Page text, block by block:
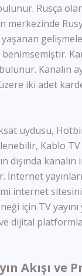
Rusça
merkezinde
Kanalın
iki adet
uydusu,
Kablo
dışında
İnternet
internet sitesini
için TV
dijital
Akışı ve